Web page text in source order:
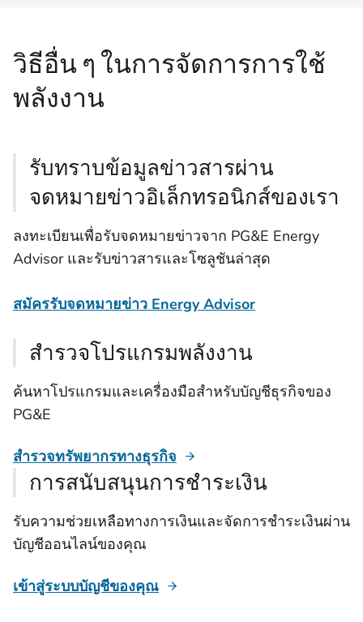
วิธีอื่น ๆ ในการจัดการการใช้
พลังงาน
รับทราบข้อมูลข่าวสารผ่าน
จดหมายข่าวอิเล็กทรอนิกส์ของเรา
ลงทะเบียนเพื่อรับจดหมายข่าวจาก PG&E Energy
Advisor และรับข่าวสารและโซลูชันล่าสุด
สมัครรับจดหมายข่าว Energy Advisor
สํารวจโปรแกรมพลังงาน
ค้นหาโปรแกรมและเครื่องมือสําหรับบัญชีธุรกิจของ
PG&E
สํารวจทรัพยากรทางธุรกิจ
การสนับสนุนการชําระเงิน
รับความช่วยเหลือทางการเงินและจัดการชําระเงินผ่าน
บัญชีออนไลน์ของคุณ
เข้าสู่ระบบบัญชีของคุณ